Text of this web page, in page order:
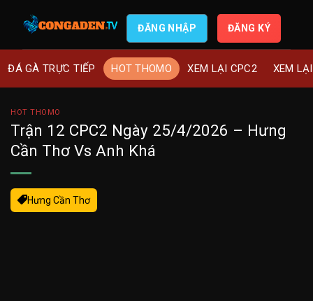
ĐĂNG NHẬP ĐĂNG KÝ
ĐÁ GÀ TRỰC TIẾP HOT THOMO XEM LẠI CPC2 XEM
HOT THOMO
Trận 12 CPC2 Ngày 25/4/2026 – Hưng
Cần Thơ Vs Anh Khá
Hưng Cần Thơ